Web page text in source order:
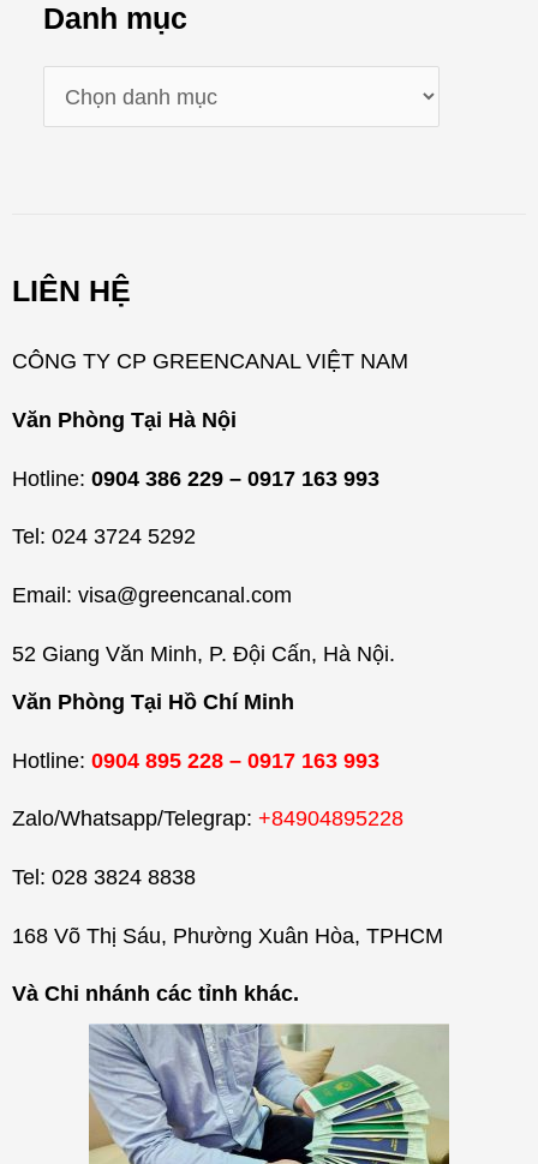
Danh mục
a
ụ
LIÊN HỆ
CÔNG TY CP GREENCANAL VIỆT NAM
Văn Phòng Tại Hà Nội
Hotline: 0904 386 229 – 0917 163 993
Tel: 024 3724 5292
Email: visa@greencanal.com
52 Giang Văn Minh, P. Đội Cấn, Hà Nội.
Văn Phòng Tại Hồ Chí Minh
Hotline: 0904 895 228 – 0917 163 993
Zalo/Whatsapp/Telegrap: +84904895228
Tel: 028 3824 8838
168 Võ Thị Sáu, Phường Xuân Hòa, TPHCM
Và Chi nhánh các tỉnh khác.